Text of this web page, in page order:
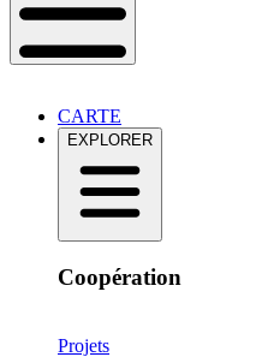
CARTE
EXPLORER
Coopération
Projets